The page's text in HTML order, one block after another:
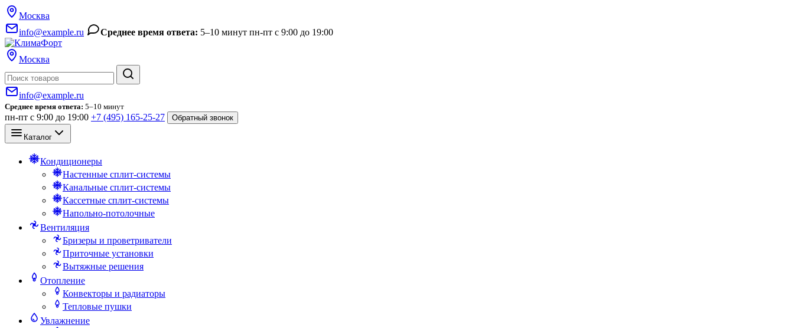
Москва
info@example.ru
Среднее время ответа: 5–10 минут пн-пт с 9:00 до 19:00
Москва
info@example.ru
Среднее время ответа: 5–10 минут
пн-пт с 9:00 до 19:00 +7 (495) 165-25-27 Обратный звонок
Каталог
Кондиционеры
Настенные сплит-системы
Канальные сплит-системы
Кассетные сплит-системы
Напольно-потолочные
Вентиляция
Бризеры и проветриватели
Приточные установки
Вытяжные решения
Отопление
Конвекторы и радиаторы
Тепловые пушки
Увлажнение